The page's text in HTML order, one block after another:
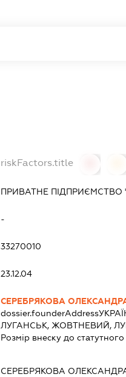
riskFactors.title
ПРИВАТНЕ ПІДПРИЄМСТВО
-
33270010
23.12.04
СЕРЕБРЯКОВА
dossier.founderAddress
ЛУГАНСЬК, ЖОВТНЕВИЙ,
Розмір внеску до
СЕРЕБРЯКОВА